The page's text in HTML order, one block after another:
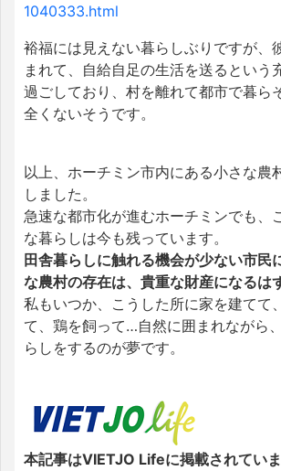
1040333.html
裕福には見えない暮らしぶりですが、
まれて、自給自足の生活を送るという
過ごしており、村を離れて都市で暮ら
全くないそうです。
以上、ホーチミン市内にある小さな農
しました。
急速な都市化が進むホーチミンでも、
な暮らしは今も残っています。
田舎暮らしに触れる機会が少ない市民
な農村の存在は、貴重な財産になるは
私もいつか、こうした所に家を建てて
て、鶏を飼って…自然に囲まれながら
らしをするのが夢です。
本記事はVIETJO Lifeに掲載されていま